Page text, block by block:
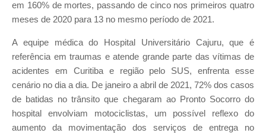
em 160% de mortes, passando de cinco nos primeiros quatro
meses de 2020 para 13 no mesmo período de 2021.
A equipe médica do Hospital Universitário Cajuru, que é
referência em traumas e atende grande parte das vítimas de
acidentes em Curitiba e região pelo SUS, enfrenta esse
cenário no dia a dia. De janeiro a abril de 2021, 72% dos casos
de batidas no trânsito que chegaram ao Pronto Socorro do
hospital envolviam motociclistas, um possível reflexo do
aumento da movimentação dos serviços de entrega no